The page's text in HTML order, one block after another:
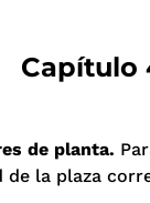
Capítulo
de planta.
la plaza